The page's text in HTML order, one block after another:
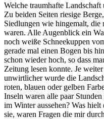
Welche traumhafte
Zu beiden Seiten riesige
Siedlungen wie hingemalt,
waren. Alle Augenblick ein
noch weiße Schneekuppen
gerade mal einen Bogen bis
schon wieder hoch, so dass
Zeitung lesen konnte. Je
unwirtlicher wurde die
roten, blauen oder gelben
Inseln waren alle paar
im Winter aussehen? Was
sie, waren Fragen die mir